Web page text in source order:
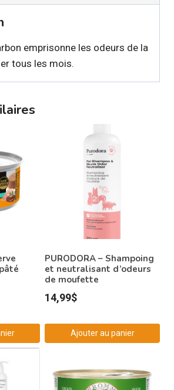
emprisonne les odeurs de la
tous les mois.
PURODORA – Shampoing
et neutralisant d’odeurs
de moufette
14,99$
Ajouter au panier